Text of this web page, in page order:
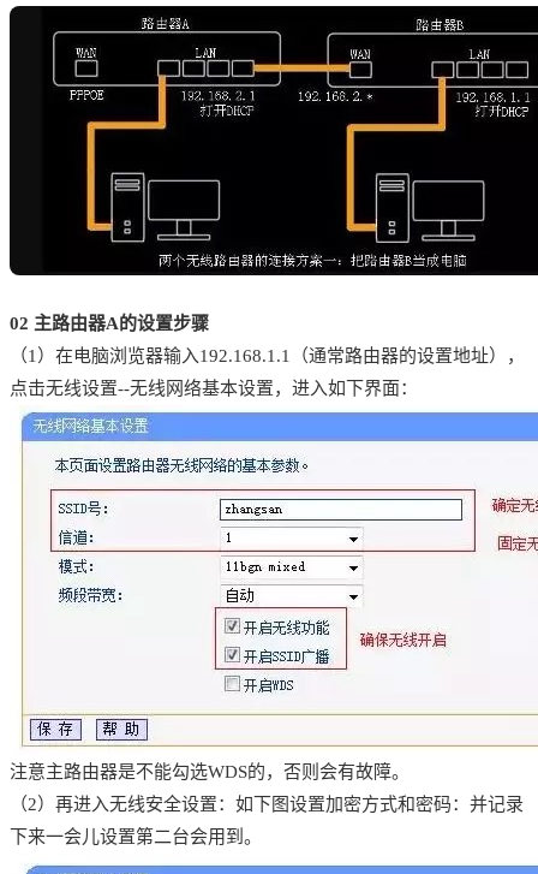
02 主路由器A的设置步骤
（1）在电脑浏览器输入192.168.1.1（通常路由器的设置地址），
点击无线设置--无线网络基本设置，进入如下界面：
注意主路由器是不能勾选WDS的，否则会有故障。
（2）再进入无线安全设置：如下图设置加密方式和密码：并记录
下来一会儿设置第二台会用到。